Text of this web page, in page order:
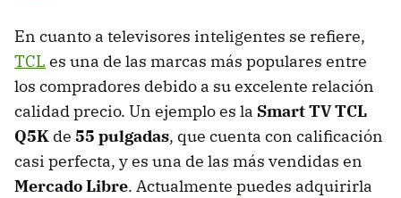
En cuanto a televisores inteligentes se refiere,
TCL es una de las marcas más populares entre
los compradores debido a su excelente relación
calidad precio. Un ejemplo es la Smart TVTCL
Q5K de 55 pulgadas, que cuenta con calificación
casi perfecta, y es una de las más vendidas en
Mercado Libre. Actualmente puedes adquirirla